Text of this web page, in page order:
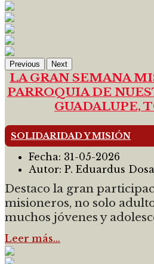
Previous Next
LA GRAN SEMANA
PARROQUIA DE
GUADALUPE,
SOLIDARIDAD Y MISIÓN
Fecha: 31-05-2026
Autor: P. Eduardus
Destaco la gran
misioneros, no solo
muchos jóvenes y
Leer más…